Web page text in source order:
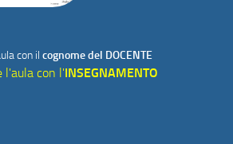
con il cognome del DOCENTE
l'aula con l'INSEGNAMENTO